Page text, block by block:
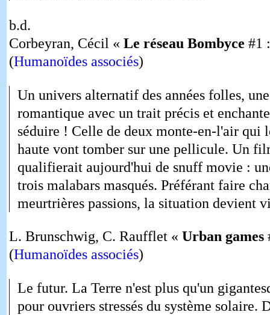
b.d.
Corbeyran, Cécil « Le réseau Bombyce #1
(Humanoïdes associés)
Un univers alternatif des années folles,
romantique avec un trait précis et
séduire ! Celle de deux monte-en-l'air qui
haute vont tomber sur une pellicule. Un
qualifierait aujourd'hui de snuff movie :
trois malabars masqués. Préférant faire
meurtrières passions, la situation devient
L. Brunschwig, C. Raufflet « Urban games
(Humanoïdes associés)
Le futur. La Terre n'est plus qu'un
pour ouvriers stressés du système solaire.